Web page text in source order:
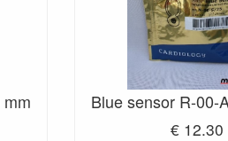
Blue sensor R-00-
€ 12.30